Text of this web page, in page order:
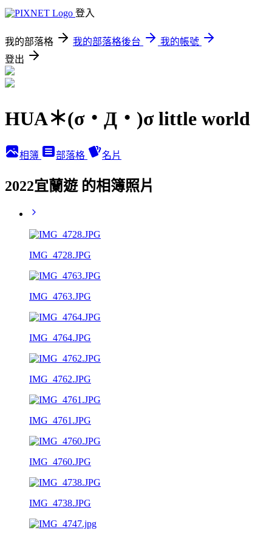
登入
我的部落格 我的部落格後台
我的帳號
登出
HUA＊(σ・Д・)σ little world
相簿 部落格 名片
2022宜蘭遊 的相簿照片
IMG_4728.JPG
IMG_4763.JPG
IMG_4764.JPG
IMG_4762.JPG
IMG_4761.JPG
IMG_4760.JPG
IMG_4738.JPG